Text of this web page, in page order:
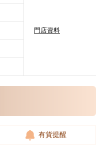
門店資料
有貨提醒